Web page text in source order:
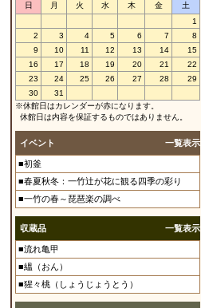
日 月 火 水 木 金
土
1
2
3 4 5 6 7
8
9
10 11 12 13 14
15
16
17 18 19 20 21
22
23
24 25 26 27 28
29
30
31
※休館日はカレンダーが赤になります。
休館日は内容を保証するものではありません。
イベント 一覧表示
■初釜
■春夏秋冬：一竹辻が花に観る四季の彩り
■一竹の春～琵琶楽の調べ
収蔵品 一覧表示
■流れ亀甲
■縕（おん）
■猩々桃（しょうじょうとう）